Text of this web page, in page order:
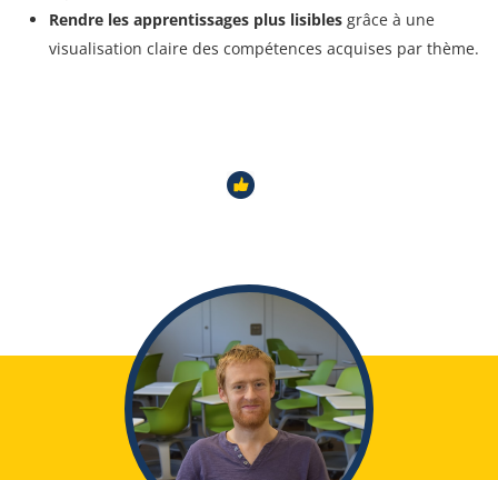
Rendre les apprentissages plus lisibles grâce à une
visualisation claire des compétences acquises par thème.